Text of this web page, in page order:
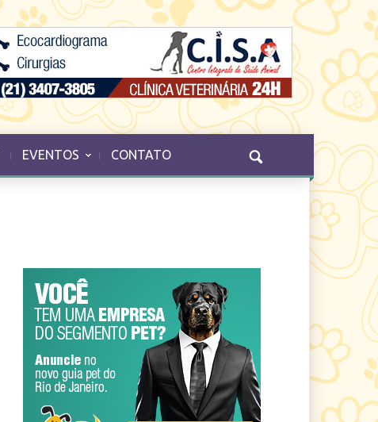
EVENTOS CONTATO